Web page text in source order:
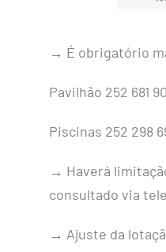
→ É obrigatório
Pavilhão 252 681
Piscinas 252 298
→ Haverá
consultado via
→ Ajuste da